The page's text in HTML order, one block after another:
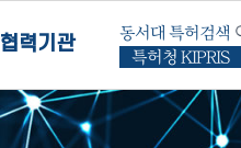
협력기관
동서대 특허검색
특허청 KIPRIS